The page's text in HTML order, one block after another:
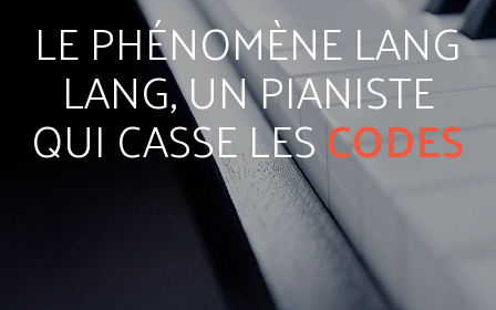
LE PHÉNOMÈNE LANG
LANG, UN PIANISTE
QUI CASSE LESCODES